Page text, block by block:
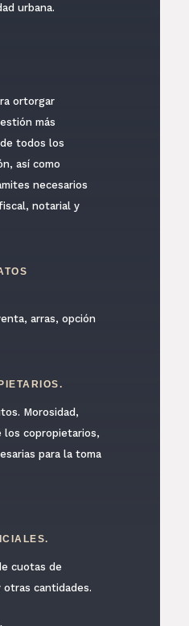
urbana.
ortorgar
más
todos los
así como
necesarios
notarial y
arras, opción
Morosidad,
los copropietarios,
para la toma
cuotas de
cantidades.